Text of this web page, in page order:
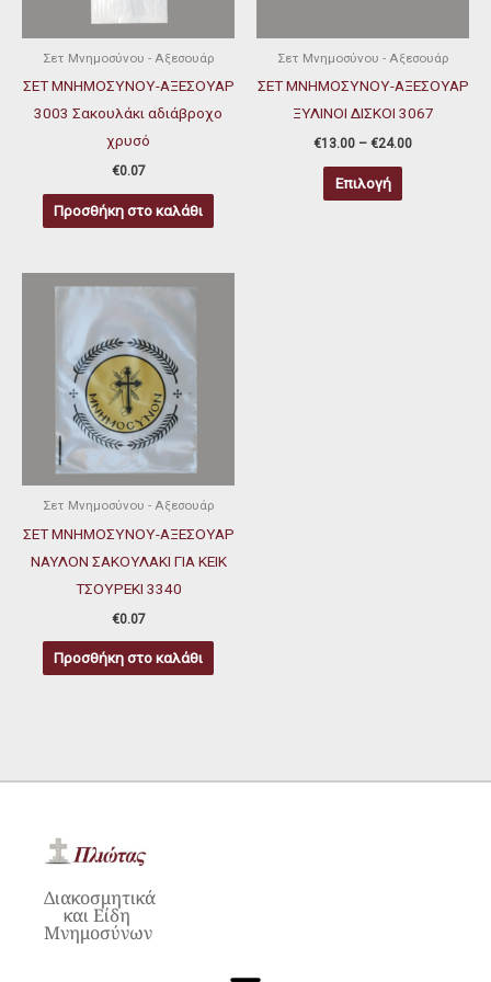
Σετ Μνημοσύνου - Αξεσουάρ
ΣΕΤ ΜΝΗΜΟΣΥΝΟΥ-ΑΞΕΣΟΥΑΡ
3003 Σακουλάκι αδιάβροχο
χρυσό
€0.07
Προσθήκη στο καλάθι
Σετ Μνημοσύνου - Αξεσουάρ
ΣΕΤ ΜΝΗΜΟΣΥΝΟΥ-ΑΞΕΣΟΥΑΡ
ΞΥΛΙΝΟΙ ΔΙΣΚΟΙ 3067
€13.00 – €24.00
Επιλογή
μπορούν
να
επιλεγούν
στη
σελίδα
Σετ Μνημοσύνου - Αξεσουάρ
ΣΕΤ ΜΝΗΜΟΣΥΝΟΥ-ΑΞΕΣΟΥΑΡ
ΝΑΥΛΟΝ ΣΑΚΟΥΛΑΚΙ ΓΙΑ ΚΕΙΚ
ΤΣΟΥΡΕΚΙ 3340
€0.07
Προσθήκη στο καλάθι
Διακοσμητικά
και Είδη
Μνημοσύνων